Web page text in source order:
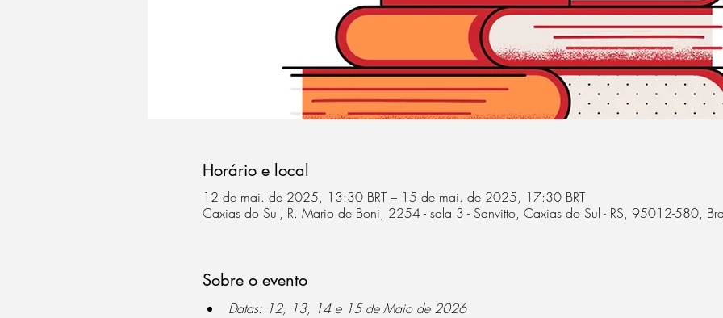
Horário e local
12 de mai. de 2025, 13:30 BRT – 15 de mai. de 2025, 17:30 BRT
Caxias do Sul, R. Mario de Boni, 2254 - sala 3 - Sanvitto, Caxias do Sul - RS, 95012-580,
Sobre o evento
Datas: 12, 13, 14 e 15 de Maio de 2026